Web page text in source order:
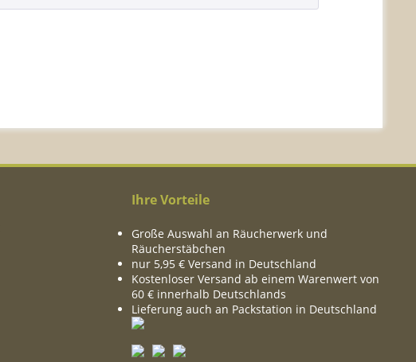
Ihre Vorteile
Große Auswahl an Räucherwerk und
Räucherstäbchen
nur 5,95 € Versand in Deutschland
Kostenloser Versand ab einem Warenwert von
60 € innerhalb Deutschlands
Lieferung auch an Packstation in Deutschland